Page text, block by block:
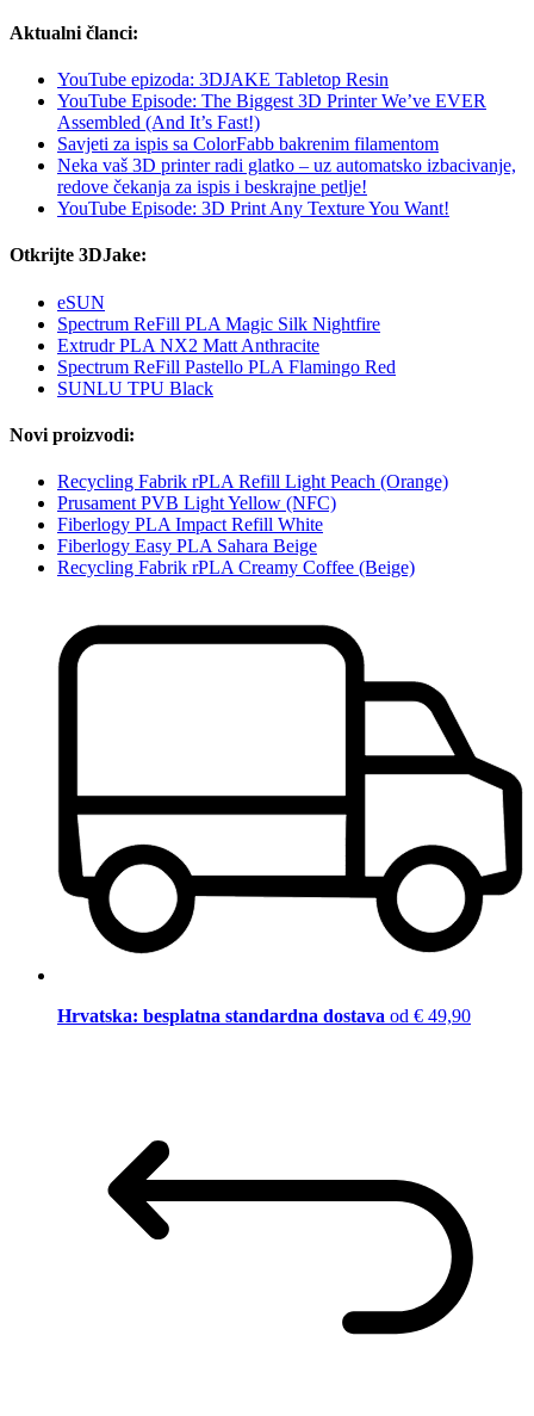
Aktualni članci:
YouTube epizoda: 3DJAKE Tabletop Resin
YouTube Episode: The Biggest 3D Printer We’ve EVER
Assembled (And It’s Fast!)
Savjeti za ispis sa ColorFabb bakrenim filamentom
Neka vaš 3D printer radi glatko – uz automatsko izbacivanje,
redove čekanja za ispis i beskrajne petlje!
YouTube Episode: 3D Print Any Texture You Want!
Otkrijte 3DJake:
eSUN
Spectrum ReFill PLA Magic Silk Nightfire
Extrudr PLA NX2 Matt Anthracite
Spectrum ReFill Pastello PLA Flamingo Red
SUNLU TPU Black
Novi proizvodi:
Recycling Fabrik rPLA Refill Light Peach (Orange)
Prusament PVB Light Yellow (NFC)
Fiberlogy PLA Impact Refill White
Fiberlogy Easy PLA Sahara Beige
Recycling Fabrik rPLA Creamy Coffee (Beige)
Hrvatska: besplatna standardna dostava od € 49,90